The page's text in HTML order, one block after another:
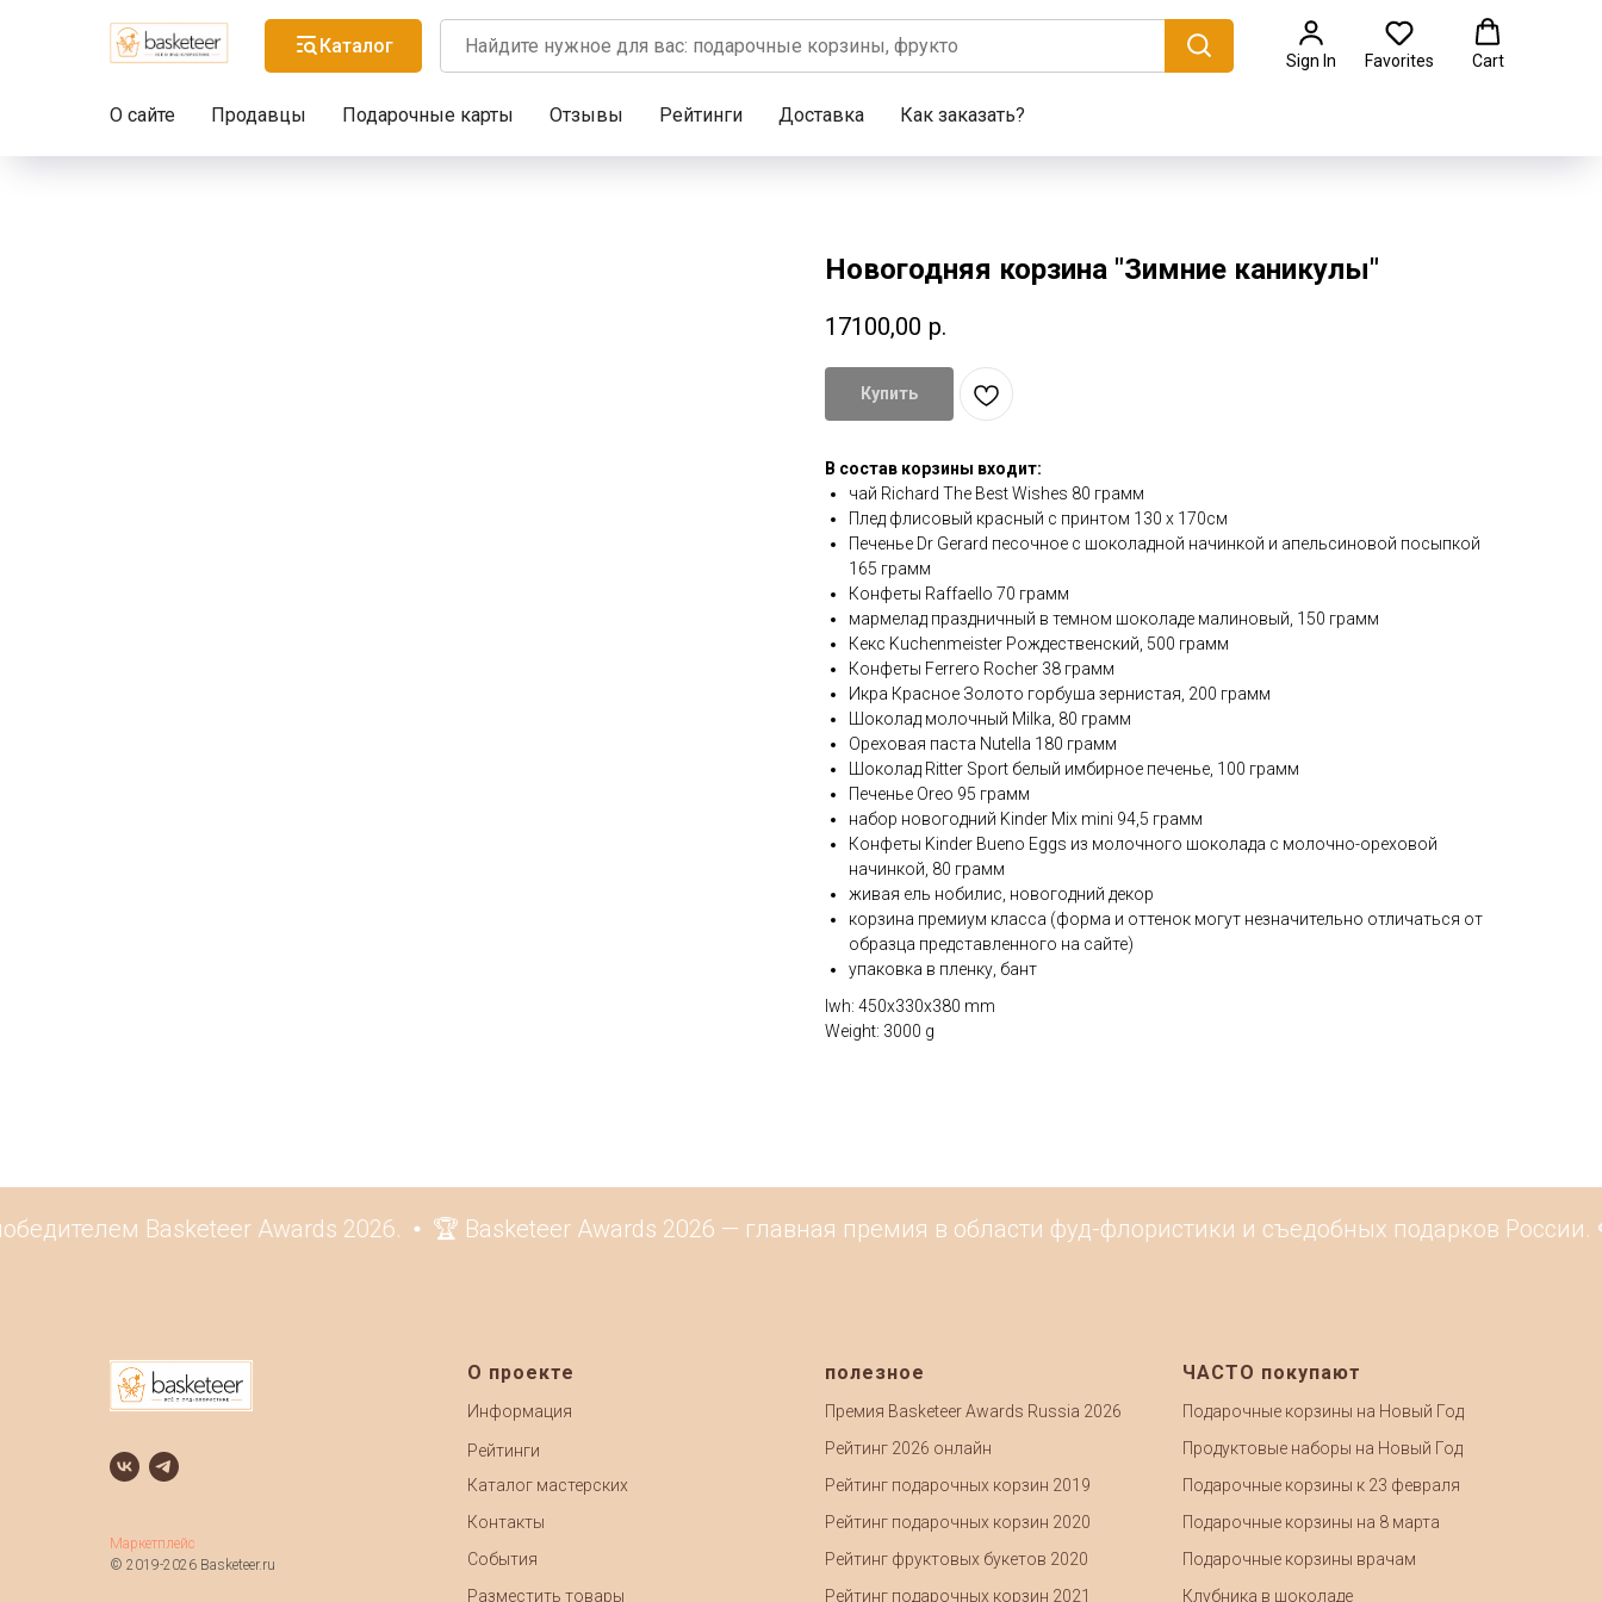
Каталог
Sign In Favorites Cart
О сайте Продавцы Подарочные карты Отзывы Рейтинги Доставка Как заказать?
Новогодняя корзина "Зимние каникулы"
17100,00 р.
Купить
В состав корзины входит:
чай Richard The Best Wishes 80 грамм
Плед флисовый красный с принтом 130 х 170см
Печенье Dr Gerard песочное с шоколадной начинкой и апельсиновой посыпкой
165 грамм
Конфеты Raffaello 70 грамм
мармелад праздничный в темном шоколаде малиновый, 150 грамм
Кекс Kuchenmeister Рождественский, 500 грамм
Конфеты Ferrero Rocher 38 грамм
Икра Красное Золото горбуша зернистая, 200 грамм
Шоколад молочный Milka, 80 грамм
Ореховая паста Nutella 180 грамм
Шоколад Ritter Sport белый имбирное печенье, 100 грамм
Печенье Oreo 95 грамм
набор новогодний Kinder Mix mini 94,5 грамм
Конфеты Kinder Bueno Eggs из молочного шоколада с молочно-ореховой
начинкой, 80 грамм
живая ель нобилис, новогодний декор
корзина премиум класса (форма и оттенок могут незначительно отличаться от
образца представленного на сайте)
упаковка в пленку, бант
lwh: 450x330x380 mm
Weight: 3000 g
Basketeer Awards 2026. 🏆 Basketeer Awards 2026 — главная премия в области фуд-флористики и съедобных подарков России.
Маркетплейс
© 2019-2026 Basketeer.ru
О проекте
Информация
Рейтинги
Каталог мастерских
Контакты
События
Разместить товары
полезное
Премия Basketeer Awards Russia 2026
Рейтинг 2026 онлайн
Рейтинг подарочных корзин 2019
Рейтинг подарочных корзин 2020
Рейтинг фруктовых букетов 2020
Рейтинг подарочных корзин 2021
ЧАСТО покупают
Подарочные корзины на Новый Год
Продуктовые наборы на Новый Год
Подарочные корзины к 23 февраля
Подарочные корзины на 8 марта
Подарочные корзины врачам
Клубника в шоколаде